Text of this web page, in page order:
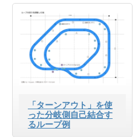
「ターンアウト」を使
った分岐側自己結合す
るループ例